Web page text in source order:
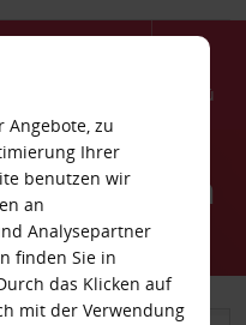
Menü
Bayamon
Angebote, zu
Ihrer
benutzen wir
an
Analysepartner
finden Sie in
das Klicken auf
mit der Verwendung